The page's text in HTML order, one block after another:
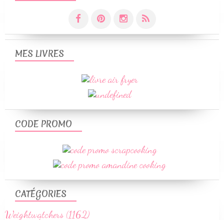
CATÉGORIES
Weightwatchers (1162)
MES LIVRES
CODE PROMO